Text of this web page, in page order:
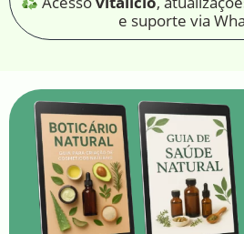
e suporte via